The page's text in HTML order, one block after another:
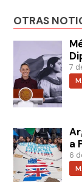
OTRAS
7
a
6